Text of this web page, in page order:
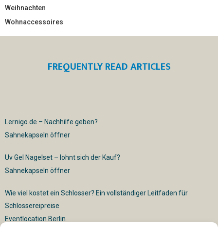
Weihnachten
Wohnaccessoires
FREQUENTLY READ ARTICLES
Lernigo.de – Nachhilfe geben?
Sahnekapseln öffner
Uv Gel Nagelset – lohnt sich der Kauf?
Sahnekapseln öffner
Wie viel kostet ein Schlosser? Ein vollständiger Leitfaden für
Schlossereipreise
Eventlocation Berlin